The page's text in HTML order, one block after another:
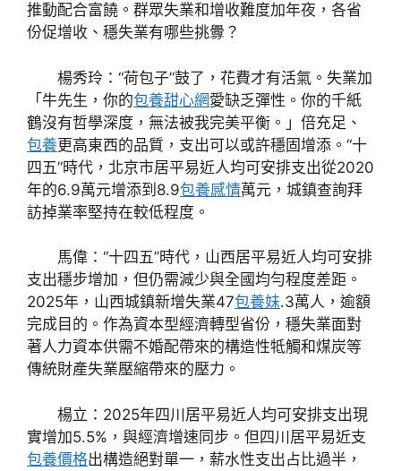
推動配合富饒。群眾失業和增收難度加年夜，各省
份促增收、穩失業有哪些挑釁？
楊秀玲：“荷包子”鼓了，花費才有活氣。失業加
「牛先生，你的包養甜心網愛缺乏彈性。你的千紙
鶴沒有哲學深度，無法被我完美平衡。」倍充足、
包養更高東西的品質，支出可以或許穩固增添。“十
四五”時代，北京市居平易近人均可安排支出從2020
年的6.9萬元增添到8.9包養感情萬元，城鎮查詢拜
訪掉業率堅持在較低程度。
馬偉：“十四五”時代，山西居平易近人均可安排
支出穩步增加，但仍需減少與全國均勻程度差距。
2025年，山西城鎮新增失業47包養妹.3萬人，逾額
完成目的。作為資本型經濟轉型省份，穩失業面對
著人力資本供需不婚配帶來的構造性牴觸和煤炭等
傳統財產失業壓縮帶來的壓力。
楊立：2025年四川居平易近人均可安排支出現
實增加5.5%，與經濟增速同步。但四川居平易近支
包養價格出構造絕對單一，薪水性支出占比過半，